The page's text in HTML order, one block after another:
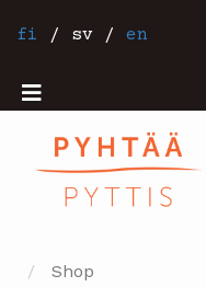
tillfi / sv / en
Mobiilivalikko
Shop